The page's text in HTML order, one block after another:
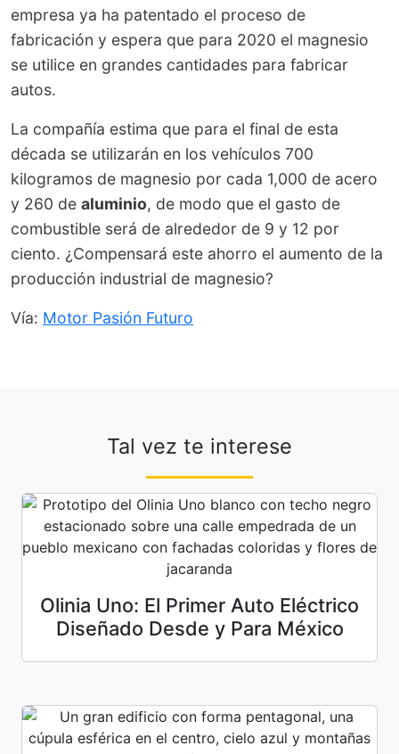
empresa ya ha patentado el proceso de
fabricación y espera que para 2020 el magnesio
se utilice en grandes cantidades para fabricar
autos.
La compañía estima que para el final de esta
década se utilizarán en los vehículos 700
kilogramos de magnesio por cada 1,000 de acero
y 260 de aluminio, de modo que el gasto de
combustible será de alrededor de 9 y 12 por
ciento. ¿Compensará este ahorro el aumento de la
producción industrial de magnesio?
Vía: Motor Pasión Futuro
Tal vez te interese
Olinia Uno: El Primer Auto Eléctrico
Diseñado Desde y Para México